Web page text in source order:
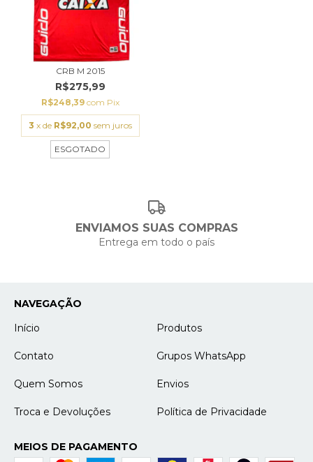
CRB M 2015
R$275,99
R$248,39 com Pix
3 x de R$92,00 sem juros
ESGOTADO
ENVIAMOS SUAS COMPRAS
Entrega em todo o país
NAVEGAÇÃO
Início
Produtos
Contato Grupos WhatsApp
Quem Somos Envios
Troca e Devoluções Política de Privacidade
MEIOS DE PAGAMENTO